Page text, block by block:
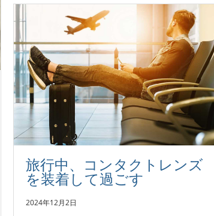
旅行中、コンタクトレンズ
を装着して過ごす
2024年12月2日